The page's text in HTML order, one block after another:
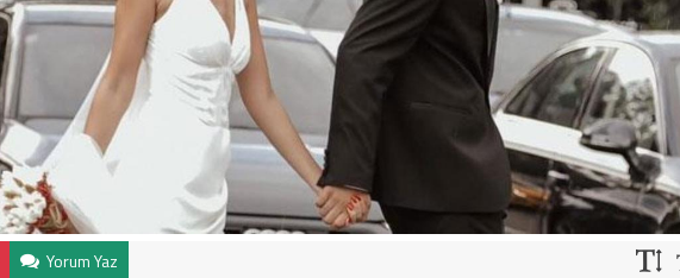
Yorum Yaz